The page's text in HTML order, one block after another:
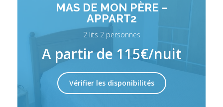
MAS DE MON PÈRE –
APPART2
2 lits 2 personnes
A partir de 115€/nuit
Vérifier les disponibilités